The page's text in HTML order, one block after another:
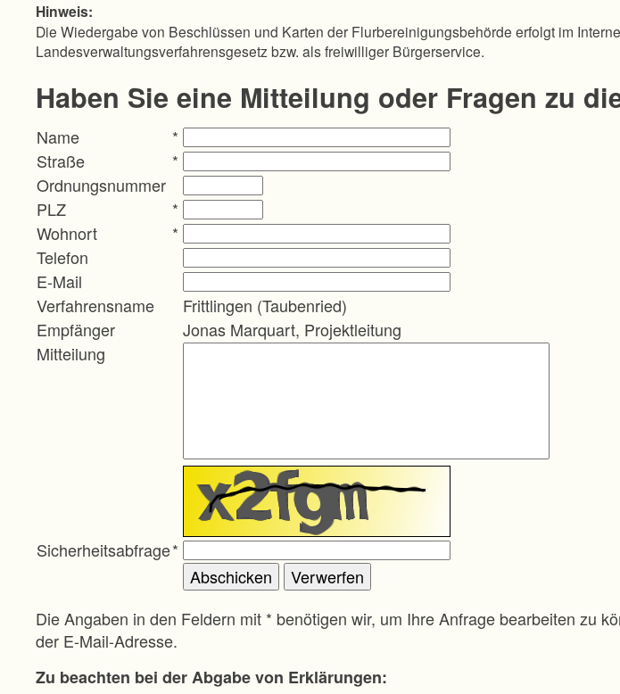
Hinweis:
Die Wiedergabe von Beschlüssen und Karten der Flurbereinigungsbehörde erfolgt im
Landesverwaltungsverfahrensgesetz bzw. als freiwilliger Bürgerservice.
Haben Sie eine Mitteilung oder Fragen zu
Name
*
Straße
*
Ordnungsnummer
PLZ
*
Wohnort
*
Telefon
E-Mail
Verfahrensname
Frittlingen (Taubenried)
Empfänger
Jonas Marquart, Projektleitung
Mitteilung
Sicherheitsabfrage*
Die Angaben in den Feldern mit * benötigen wir, um Ihre Anfrage bearbeiten zu
der E-Mail-Adresse.
Zu beachten bei der Abgabe von Erklärungen: